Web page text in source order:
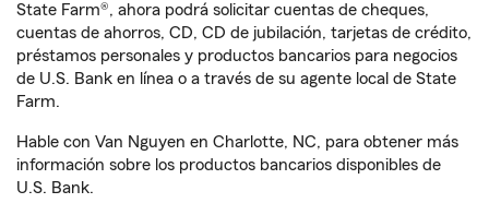
State Farm®, ahora podrá solicitar cuentas de cheques,
cuentas de ahorros, CD, CD de jubilación, tarjetas de crédito,
préstamos personales y productos bancarios para negocios
de U.S. Bank en línea o a través de su agente local de State
Farm.
Hable con Van Nguyen en Charlotte, NC, para obtener más
información sobre los productos bancarios disponibles de
U.S. Bank.